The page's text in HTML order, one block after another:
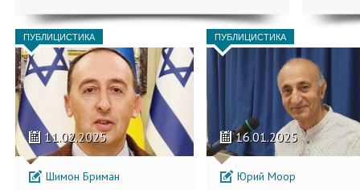
ПУБЛИЦИСТИКА
11.02.2025
Шимон Бриман
ПУБЛИЦИСТИКА
16.01.2025
Юрий Моор